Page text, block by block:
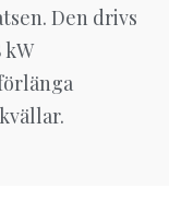
Den drivs